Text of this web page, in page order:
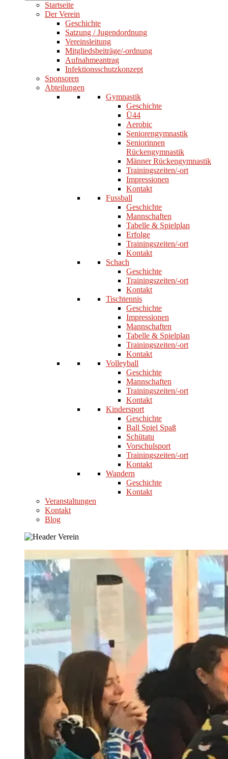
Startseite
Der Verein
Geschichte
Satzung / Jugendordnung
Vereinsleitung
Mitgliedsbeiträge/-ordnung
Aufnahmeantrag
Infektionsschutzkonzept
Sponsoren
Abteilungen
Gymnastik
Geschichte
Ü44
Aerobic
Seniorengymnastik
Seniorinnen
Rückengymnastik
Männer Rückengymnastik
Trainingszeiten/-ort
Impressionen
Kontakt
Fussball
Geschichte
Mannschaften
Tabelle & Spielplan
Erfolge
Trainingszeiten/-ort
Kontakt
Schach
Geschichte
Trainingszeiten/-ort
Kontakt
Tischtennis
Geschichte
Impressionen
Mannschaften
Tabelle & Spielplan
Trainingszeiten/-ort
Kontakt
Volleyball
Geschichte
Mannschaften
Trainingszeiten/-ort
Kontakt
Kindersport
Geschichte
Ball Spiel Spaß
Schütatu
Vorschulsport
Trainingszeiten/-ort
Kontakt
Wandern
Geschichte
Kontakt
Veranstaltungen
Kontakt
Blog